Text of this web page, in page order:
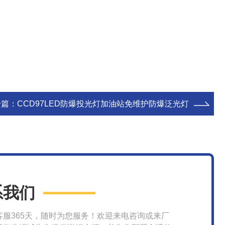
： CCD97LED防爆投光灯加油站免维护防爆泛光灯
们
服365天，随时为您服务！欢迎来电咨询或来厂